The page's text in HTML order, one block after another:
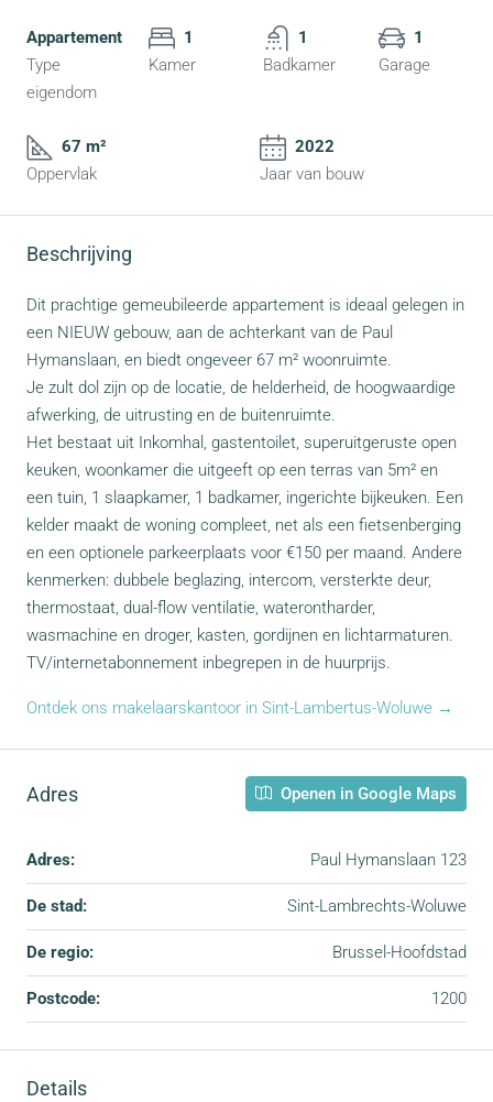
Appartement
Type
eigendom
1
Kamer
1
Badkamer
1
Garage
67 m²
Oppervlak
2022
Jaar van bouw
Beschrijving
Dit prachtige gemeubileerde appartement is ideaal gelegen in
een NIEUW gebouw, aan de achterkant van de Paul
Hymanslaan, en biedt ongeveer 67 m² woonruimte.
Je zult dol zijn op de locatie, de helderheid, de hoogwaardige
afwerking, de uitrusting en de buitenruimte.
Het bestaat uit Inkomhal, gastentoilet, superuitgeruste open
keuken, woonkamer die uitgeeft op een terras van 5m² en
een tuin, 1 slaapkamer, 1 badkamer, ingerichte bijkeuken. Een
kelder maakt de woning compleet, net als een fietsenberging
en een optionele parkeerplaats voor €150 per maand. Andere
kenmerken: dubbele beglazing, intercom, versterkte deur,
thermostaat, dual-flow ventilatie, waterontharder,
wasmachine en droger, kasten, gordijnen en lichtarmaturen.
TV/internetabonnement inbegrepen in de huurprijs.
Ontdek ons makelaarskantoor in Sint-Lambertus-Woluwe →
Adres Openen in Google Maps
Adres: Paul Hymanslaan 123
De stad: Sint-Lambrechts-Woluwe
De regio: Brussel-Hoofdstad
Postcode: 1200
Details